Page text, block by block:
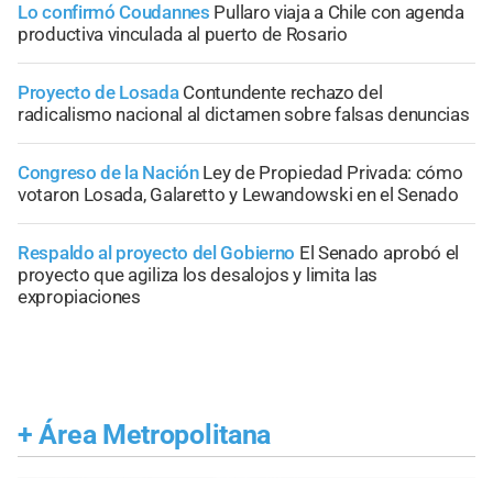
Lo confirmó Coudannes Pullaro viaja a Chile con agenda
productiva vinculada al puerto de Rosario
Proyecto de Losada Contundente rechazo del
radicalismo nacional al dictamen sobre falsas denuncias
Congreso de la Nación Ley de Propiedad Privada: cómo
votaron Losada, Galaretto y Lewandowski en el Senado
Respaldo al proyecto del Gobierno El Senado aprobó el
proyecto que agiliza los desalojos y limita las
expropiaciones
+ Área Metropolitana